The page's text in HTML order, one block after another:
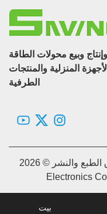
المنزلية والمنتجات
الطرفية
حقوق الطبع والنشر © 2026 Shenzhen Hongji Xingyuan
بيت